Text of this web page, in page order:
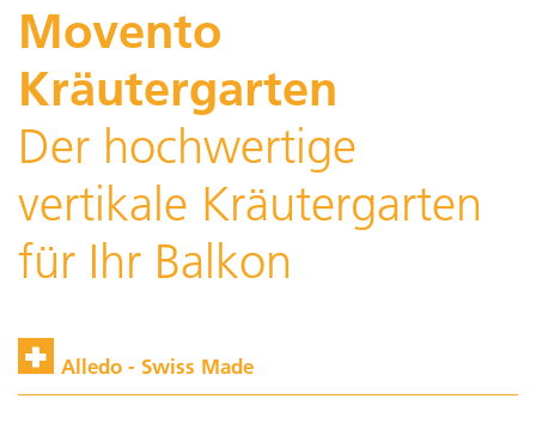
Movento
Kräutergarten
Der hochwertige
vertikale Kräutergarten
für Ihr Balkon
Alledo - Swiss Made